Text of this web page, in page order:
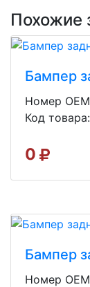
Похожие
Бампер
Номер
Код
0
Бампер
Номер